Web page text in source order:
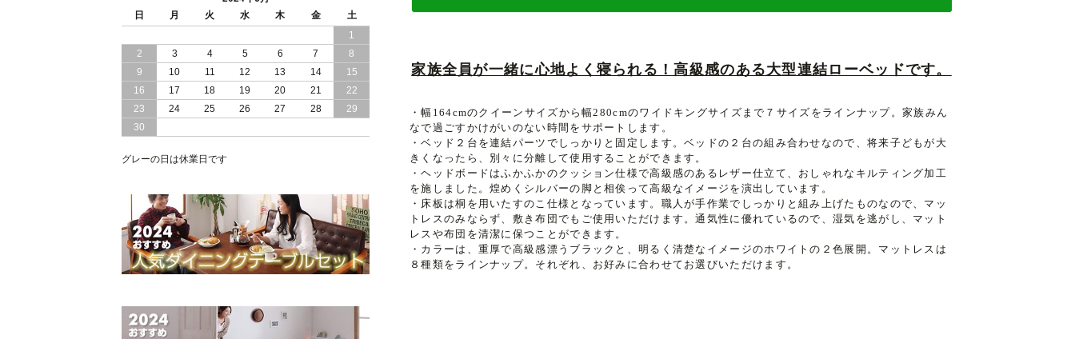
家族全員が一緒に心地よく寝られる！高級感のある大型連結ローベッドです。
・幅164cmのクイーンサイズから幅280cmのワイドキングサイズまで７サイズをラインナップ。家族みん
なで過ごすかけがいのない時間をサポートします。
・ベッド２台を連結パーツでしっかりと固定します。ベッドの２台の組み合わせなので、将来子どもが大
きくなったら、別々に分離して使用することができます。
・ヘッドボードはふかふかのクッション仕様で高級感のあるレザー仕立て、おしゃれなキルティング加工
を施しました。煌めくシルバーの脚と相俟って高級なイメージを演出しています。
・床板は桐を用いたすのこ仕様となっています。職人が手作業でしっかりと組み上げたものなので、マッ
トレスのみならず、敷き布団でもご使用いただけます。通気性に優れているので、湿気を逃がし、マット
レスや布団を清潔に保つことができます。
・カラーは、重厚で高級感漂うブラックと、明るく清楚なイメージのホワイトの２色展開。マットレスは
８種類をラインナップ。それぞれ、お好みに合わせてお選びいただけます。
おすすめ 引出し 収納 付 シンプル ＆ ス
タイリッシュ 国産 日本製 チェスト ベ
2024/02/02
日本製 引出し 収納 と 棚 コンセント が
付いた シンプル デザイン チェスト ベ
ッド
2024/01/24
チェスト ベッド
日
月 火 水 木 金
土
1
2
3 4 5 6 7
8
9
10 11 12 13 14
15
16
17 18 19 20 21
22
23
24 25 26 27 28
29
30
グレーの日は休業日です